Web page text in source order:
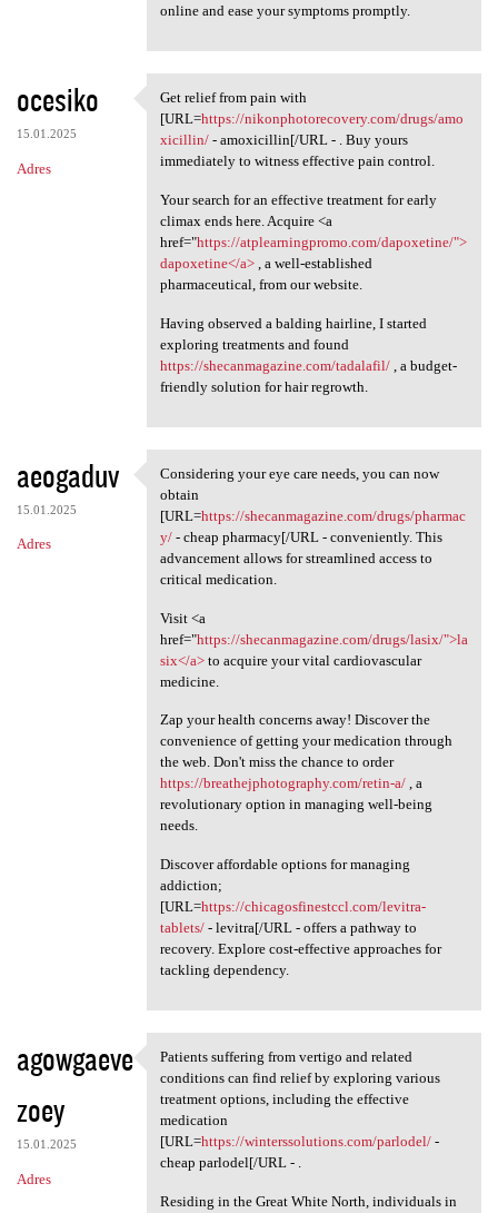
online and ease your symptoms promptly.
ocesiko
15.01.2025
Adres
Get relief from pain with
Get relief from pain with
[URL=https://nikonphotorecovery.com/drugs/amo
xicillin/- amoxicillin[/URL - . Buy yours
immediately to witness effective pain control.
Your search for an effective treatment for early
climax ends here. Acquire <a
href="https://atplearningpromo.com/dapoxetine/">
dapoxetine</a>, a well-established
pharmaceutical, from our website.
Having observed a balding hairline, I started
exploring treatments and found
https://shecanmagazine.com/tadalafil/, a budget-
friendly solution for hair regrowth.
aeogaduv
15.01.2025
Adres
Considering your eye care
Considering your eye care needs, you can now
obtain
[URL=https://shecanmagazine.com/drugs/pharmac
y/- cheap pharmacy[/URL - conveniently. This
advancement allows for streamlined access to
critical medication.
Visit <a
href="https://shecanmagazine.com/drugs/lasix/">la
six</a>to acquire your vital cardiovascular
medicine.
Zap your health concerns away! Discover the
convenience of getting your medication through
the web. Don't miss the chance to order
https://breathejphotography.com/retin-a/, a
revolutionary option in managing well-being
needs.
Discover affordable options for managing
addiction;
[URL=https://chicagosfinestccl.com/levitra-
tablets/- levitra[/URL - offers a pathway to
recovery. Explore cost-effective approaches for
tackling dependency.
agowgaeve
zoey
15.01.2025
Adres
Patients suffering from
Patients suffering from vertigo and related
conditions can find relief by exploring various
treatment options, including the effective
medication
[URL=https://winterssolutions.com/parlodel/-
cheap parlodel[/URL - .
Residing in the Great White North, individuals in